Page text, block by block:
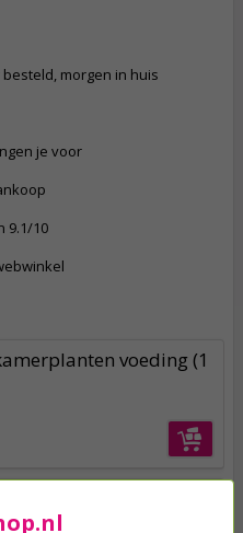
morgen in huis
je voor
9.1/10
voeding (1